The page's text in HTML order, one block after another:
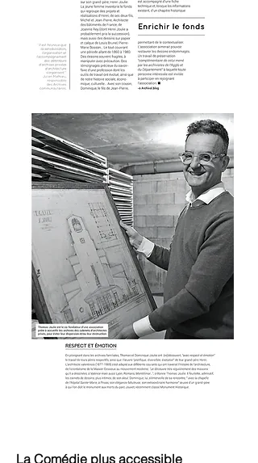
La Comédie plus accessible